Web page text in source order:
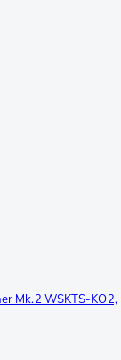
Mk.2 WSKTS-KO2,